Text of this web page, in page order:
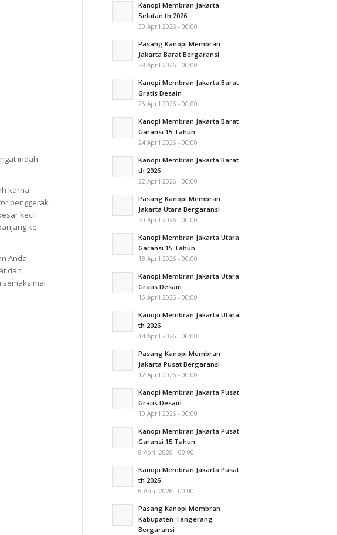
indah
karna
penggerak
kecil
ke
Anda.
dan
semaksimal
Kanopi Membran Jakarta
Selatan th 2026
30 April 2026 - 00:00
Pasang Kanopi Membran
Jakarta Barat Bergaransi
28 April 2026 - 00:00
Kanopi Membran Jakarta Barat
Gratis Desain
26 April 2026 - 00:00
Kanopi Membran Jakarta Barat
Garansi 15 Tahun
24 April 2026 - 00:00
Kanopi Membran Jakarta Barat
th 2026
22 April 2026 - 00:00
Pasang Kanopi Membran
Jakarta Utara Bergaransi
20 April 2026 - 00:00
Kanopi Membran Jakarta Utara
Garansi 15 Tahun
18 April 2026 - 00:00
Kanopi Membran Jakarta Utara
Gratis Desain
16 April 2026 - 00:00
Kanopi Membran Jakarta Utara
th 2026
14 April 2026 - 00:00
Pasang Kanopi Membran
Jakarta Pusat Bergaransi
12 April 2026 - 00:00
Kanopi Membran Jakarta Pusat
Gratis Desain
10 April 2026 - 00:00
Kanopi Membran Jakarta Pusat
Garansi 15 Tahun
8 April 2026 - 00:00
Kanopi Membran Jakarta Pusat
th 2026
6 April 2026 - 00:00
Pasang Kanopi Membran
Kabupaten Tangerang
Bergaransi